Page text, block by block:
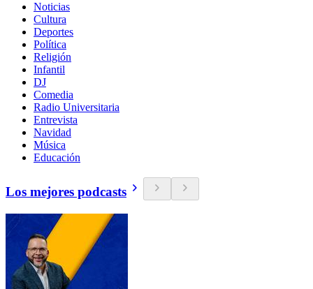
Noticias
Cultura
Deportes
Política
Religión
Infantil
DJ
Comedia
Radio Universitaria
Entrevista
Navidad
Música
Educación
Los mejores podcasts